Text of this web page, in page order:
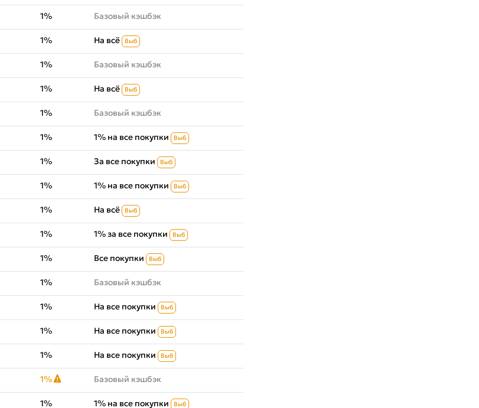
1% Базовый кэшбэк
1% На всё Выб
1% Базовый кэшбэк
1% На всё Выб
1% Базовый кэшбэк
1% 1% на все покупки Выб
1% За все покупки Выб
1% 1% на все покупки Выб
1% На всё Выб
1% 1% за все покупки Выб
1% Все покупки Выб
1% Базовый кэшбэк
1% На все покупки Выб
1% На все покупки Выб
1% На все покупки Выб
1% Базовый кэшбэк
1% 1% на все покупки Выб